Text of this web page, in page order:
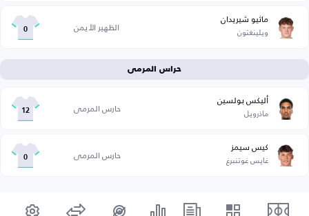
ماثيو شيريدان
ويلينغتون الظهير الأيمن 0
حراس المرمى
أليكس بولسين
ماذرويل حارس المرمى 12
كيس سيمز
غايس غوتنبرغ حارس المرمى 0